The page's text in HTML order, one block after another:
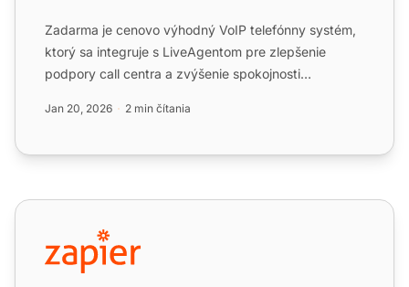
Zadarma je cenovo výhodný VoIP telefónny systém,
ktorý sa integruje s LiveAgentom pre zlepšenie
podpory call centra a zvýšenie spokojnosti
Jan 20, 2026 2 min čítania
Zapier